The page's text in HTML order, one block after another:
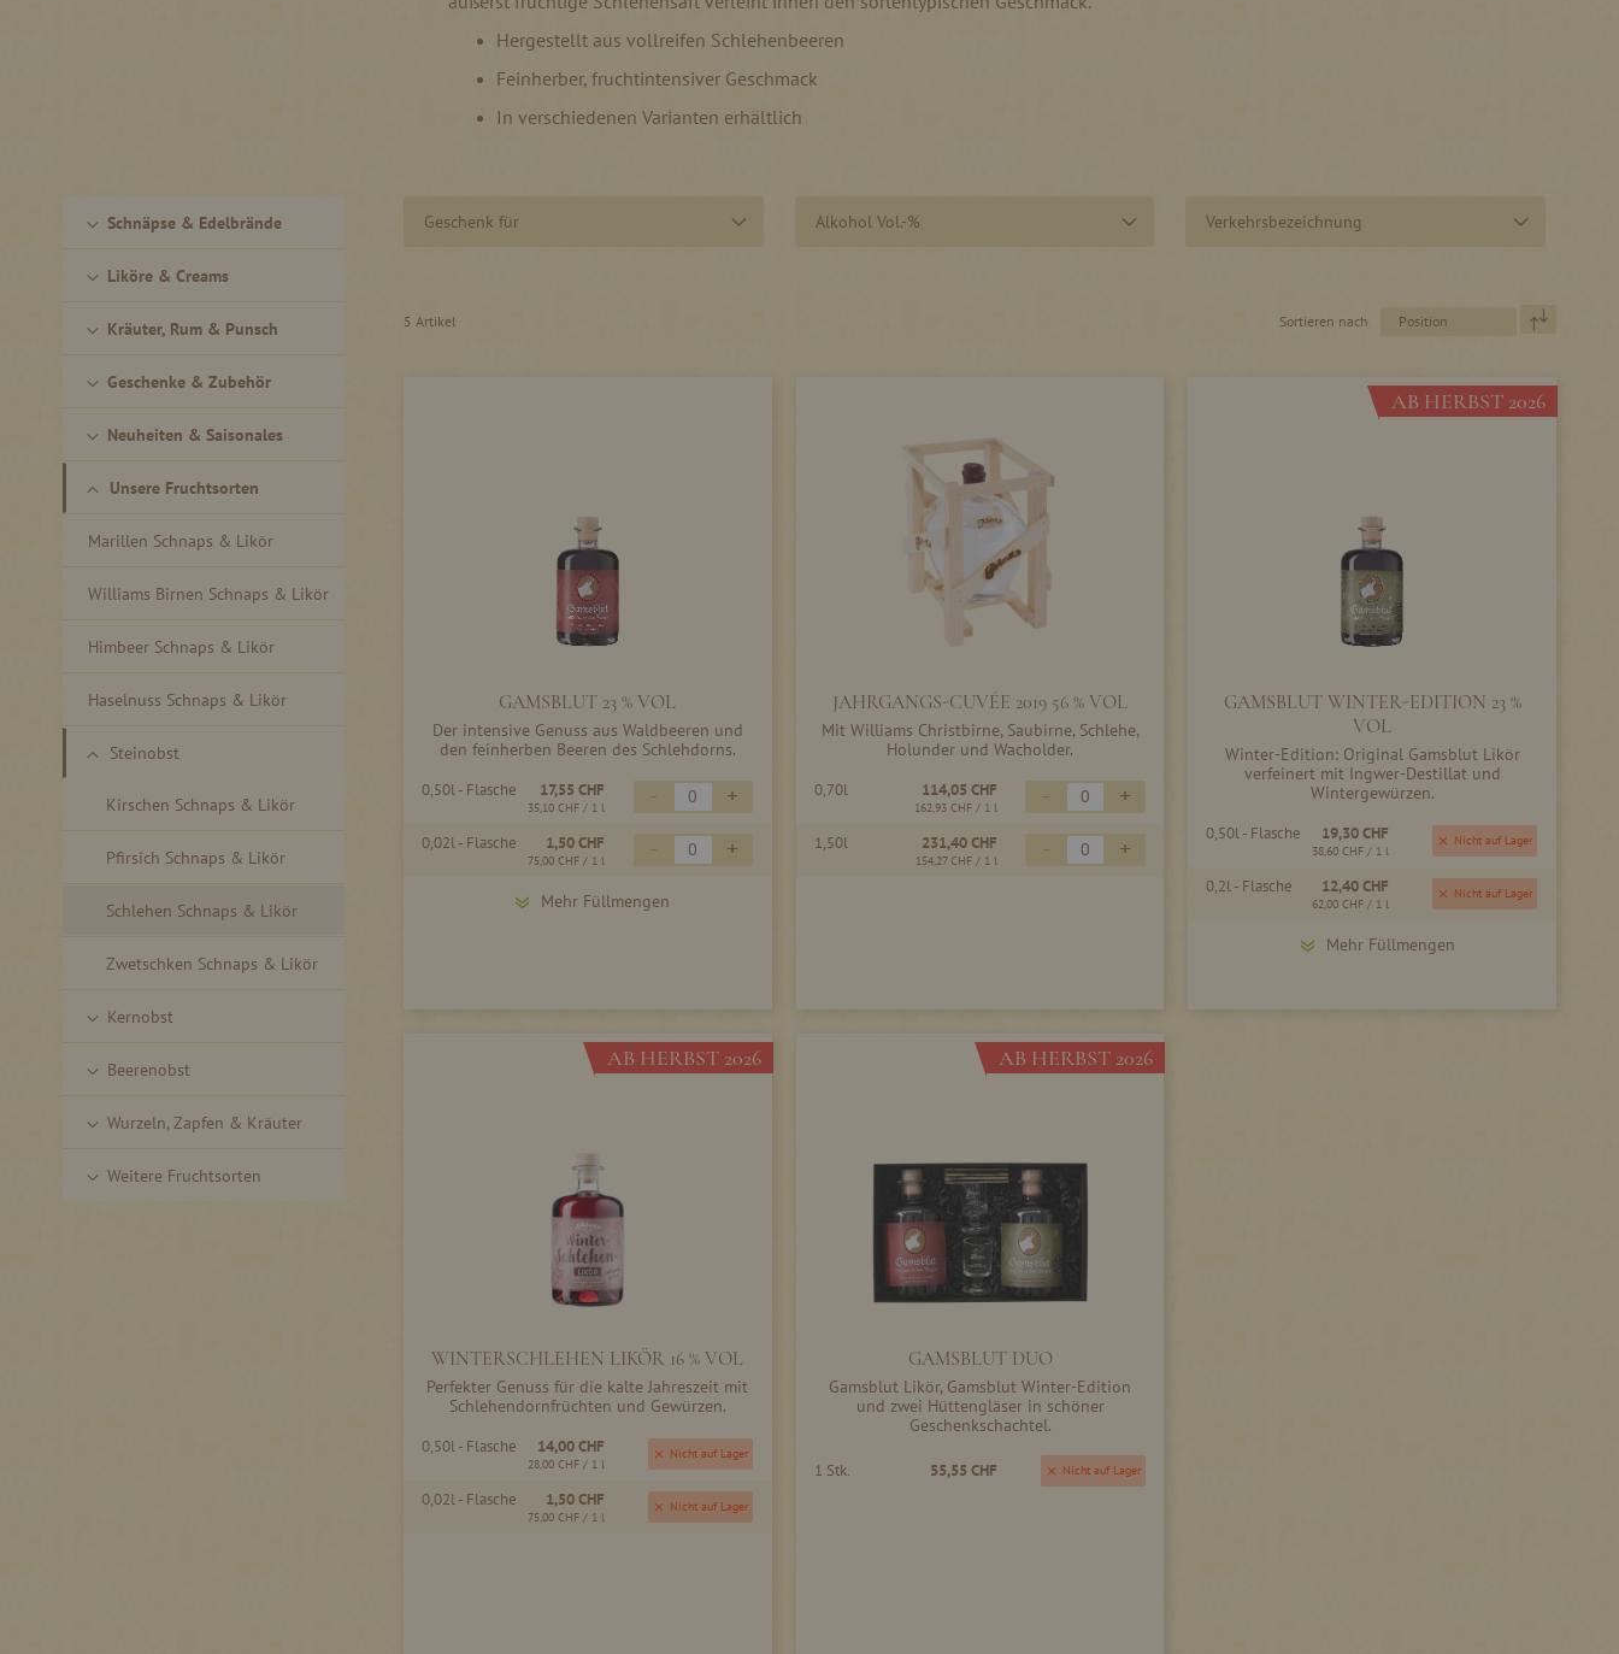
Hergestellt aus vollreifen Schlehenbeeren
Feinherber, fruchtintensiver Geschmack
In verschiedenen Varianten erhältlich
Geschenk für Alkohol Vol.-% Verkehrsbezeichnung
5 Artikel Sortieren nach
GAMSBLUT 23 % VOL
Der intensive Genuss aus Waldbeeren und
den feinherben Beeren des Schlehdorns.
0,50l - Flasche 17,55 CHF
35,10 CHF / 1 l - +
0,02l - Flasche 1,50 CHF
75,00 CHF / 1 l - +
Mehr Füllmengen
JAHRGANGS-CUVÉE 2019 56 % VOL
Mit Williams Christbirne, Saubirne, Schlehe,
Holunder und Wacholder.
0,70l 114,05 CHF
162,93 CHF/ 1 l - +
1,50l 231,40 CHF
154,27 CHF/ 1 l - +
AB HERBST 2026
GAMSBLUT WINTER-EDITION 23 %
VOL
Winter-Edition: Original Gamsblut Likör
verfeinert mit Ingwer-Destillat und
Wintergewürzen.
0,50l - Flasche 19,30 CHF
38,60 CHF / 1 l
Nicht auf Lager
0,2l - Flasche 12,40 CHF
62,00 CHF / 1 l
Nicht auf Lager
Mehr Füllmengen
AB HERBST 2026
WINTERSCHLEHEN LIKÖR 16 % VOL
Perfekter Genuss für die kalte Jahreszeit mit
Schlehendornfrüchten und Gewürzen.
0,50l - Flasche 14,00 CHF
28,00 CHF / 1 l
Nicht auf Lager
0,02l - Flasche 1,50 CHF
75,00 CHF / 1 l
Nicht auf Lager
AB HERBST 2026
GAMSBLUT DUO
Gamsblut Likör, Gamsblut Winter-Edition
und zwei Hüttengläser in schöner
Geschenkschachtel.
1 Stk. 55,55 CHF Nicht auf Lager
Schnäpse & Edelbrände
Liköre & Creams
Kräuter, Rum & Punsch
Geschenke & Zubehör
Neuheiten & Saisonales
Unsere Fruchtsorten
Marillen Schnaps & Likör
Williams Birnen Schnaps & Likör
Himbeer Schnaps & Likör
Haselnuss Schnaps & Likör
Steinobst
Kirschen Schnaps & Likör
Pfirsich Schnaps & Likör
Schlehen Schnaps & Likör
Zwetschken Schnaps & Likör
Kernobst
Beerenobst
Wurzeln, Zapfen & Kräuter
Weitere Fruchtsorten